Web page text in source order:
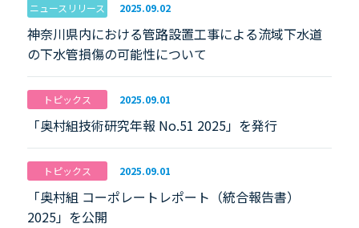
ニュースリリース 2025.09.02
神奈川県内における管路設置工事による流域下水道
の下水管損傷の可能性について
トピックス 2025.09.01
「奥村組技術研究年報 No.51 2025」を発行
トピックス 2025.09.01
「奥村組 コーポレートレポート（統合報告書）
2025」を公開